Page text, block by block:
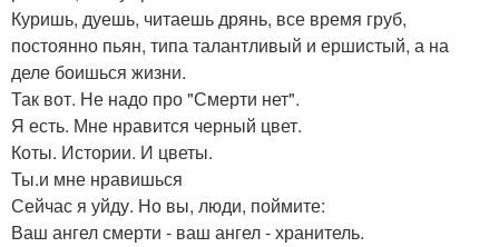
Куришь, дуешь, читаешь дрянь, все время груб,
постоянно пьян, типа талантливый и ершистый, а на
деле боишься жизни.
Так вот. Не надо про "Смерти нет".
Я есть. Мне нравится черный цвет.
Коты. Истории. И цветы.
Ты.и мне нравишься
Сейчас я уйду. Но вы, люди, поймите:
Ваш ангел смерти - ваш ангел - хранитель.